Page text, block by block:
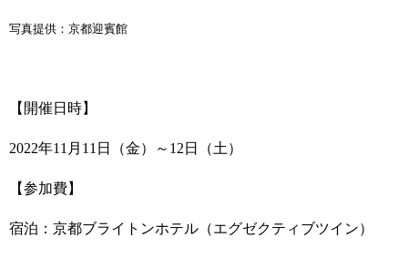
写真提供：京都迎賓館
【開催日時】
2022年11月11日（金）～12日（土）
【参加費】
宿泊：京都ブライトンホテル（エグゼクティブツイン）